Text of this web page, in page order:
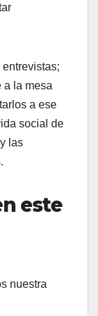
a la mesa
a ese
social de
las
este
nuestra